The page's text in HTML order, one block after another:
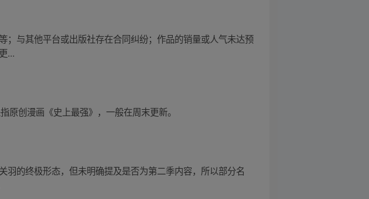
与其他平台或出版社存在合同纠纷；作品的销量或人气未达预
...
创漫画《史上最强》，一般在周末更新。
的终极形态，但未明确提及是否为第二季内容，所以部分名